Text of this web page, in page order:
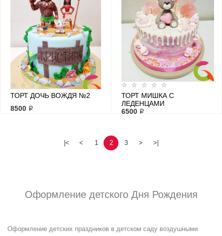
ТОРТ ДОЧЬ ВОЖДЯ №2
8500 ₽
ТОРТ МИШКА С
ЛЕДЕНЦАМИ
6500 ₽
|< < 1 2 3 > >|
Оформление детского Дня Рождения
Оформление детских праздников в детском саду воздушными